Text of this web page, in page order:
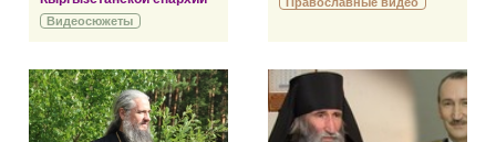
Видеосюжеты